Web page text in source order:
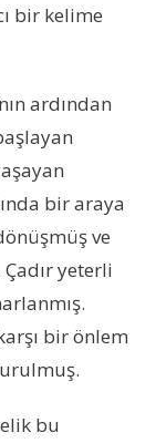
bir kelime
ardından
bir araya
ve
yeterli
bir önlem
bu